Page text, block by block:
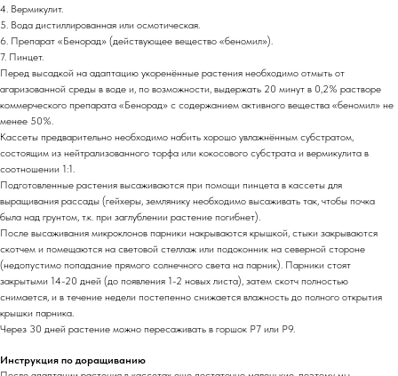
4. Вермикулит.
5. Вода дистиллированная или осмотическая.
6. Препарат «Бенорад» (действующее вещество «беномил»).
7. Пинцет.
Перед высадкой на адаптацию укоренённые растения необходимо отмыть от
агаризованной среды в воде и, по возможности, выдержать 20 минут в 0,2% растворе
коммерческого препарата «Бенорад» с содержанием активного вещества «беномил» не
менее 50%.
Кассеты предварительно необходимо набить хорошо увлажнённым субстратом,
состоящим из нейтрализованного торфа или кокосового субстрата и вермикулита в
соотношении 1:1.
Подготовленные растения высаживаются при помощи пинцета в кассеты для
выращивания рассады (гейхеры, землянику необходимо высаживать так, чтобы почка
была над грунтом, т.к. при заглублении растение погибнет).
После высаживания микроклонов парники накрываются крышкой, стыки закрываются
скотчем и помещаются на световой стеллаж или подоконник на северной стороне
(недопустимо попадание прямого солнечного света на парник). Парники стоят
закрытыми 14-20 дней (до появления 1-2 новых листа), затем скотч полностью
снимается, и в течение недели постепенно снижается влажность до полного открытия
крышки парника.
Через 30 дней растение можно пересаживать в горшок Р7 или Р9.
Инструкция по доращиванию